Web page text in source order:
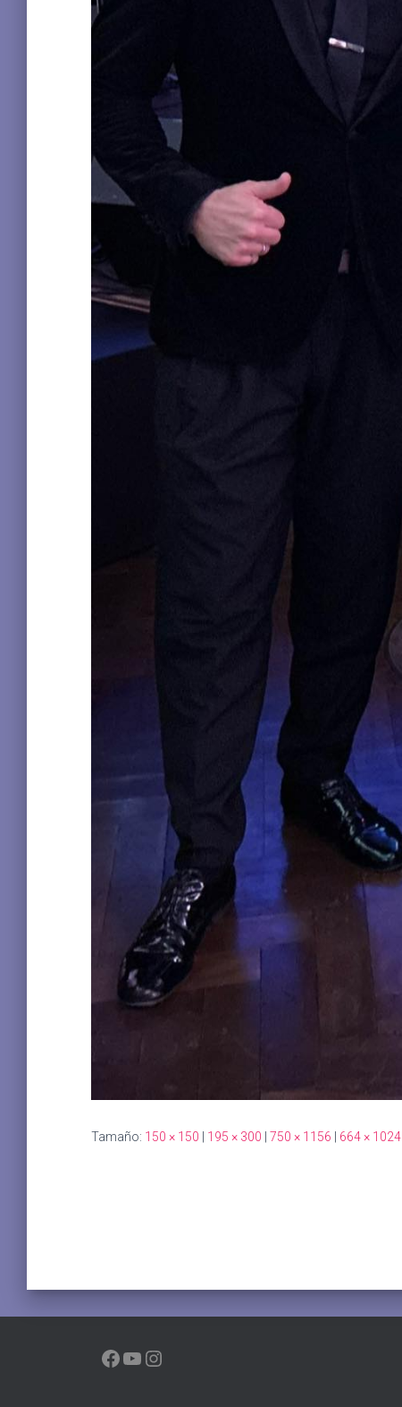
Tamaño: 150 × 150 195 × 300 750 × 1156 664 × 1024
FACEBOOK YOUTUBE